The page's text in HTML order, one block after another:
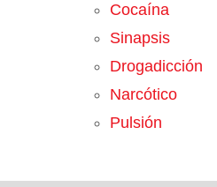
Cocaína
Sinapsis
Drogadicción
Narcótico
Pulsión